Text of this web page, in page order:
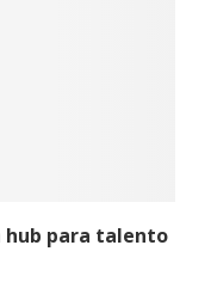
hub para talento